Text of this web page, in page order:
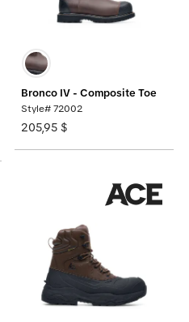
Bronco IV - Composite Toe
Style# 72002
205,95 $